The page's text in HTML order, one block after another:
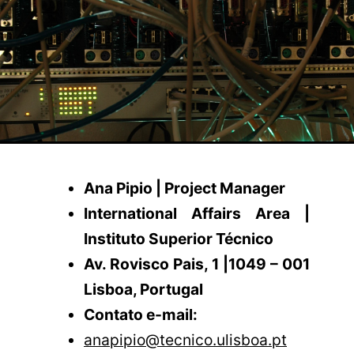
Ana Pipio | Project Manager
International Affairs Area |
Instituto Superior Técnico
Av. Rovisco Pais, 1 |1049 – 001
Lisboa, Portugal
Contato e-mail:
anapipio@tecnico.ulisboa.pt